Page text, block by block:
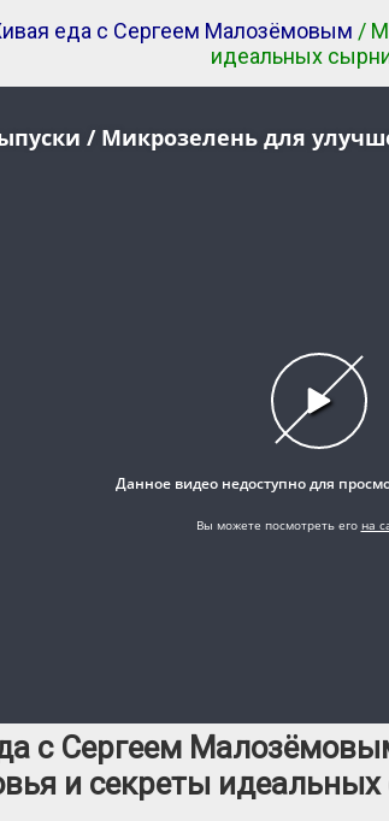
еда с Сергеем Малозёмовым /
идеальных
с Сергеем
и секреты